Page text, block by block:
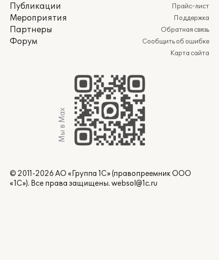
Публикации
Мероприятия
Партнеры
Форум
Прайс-лист
Поддержка
Обратная связь
Сообщить об ошибке
Карта сайта
Мы в Max
© 2011-2026 АО «Группа 1С» (правопреемник ООО
«1С»). Все права защищены. websol@1c.ru